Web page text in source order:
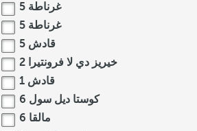
غرناطة 5
غرناطة 5
قادش 5
خيريز دي لا فرونتيرا 2
قادش 1
كوستا ديل سول 6
مالقا 6